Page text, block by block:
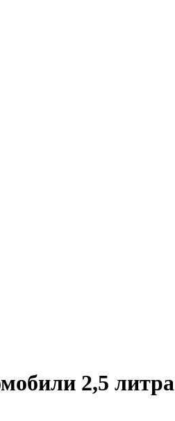
2,5 литра